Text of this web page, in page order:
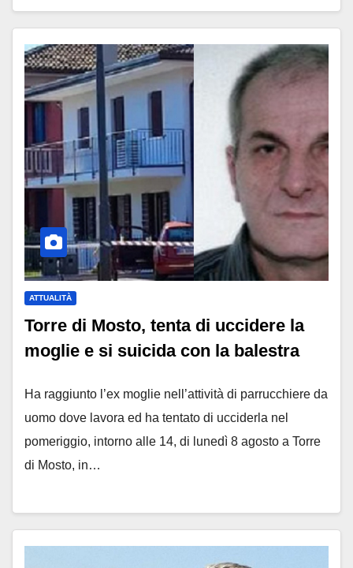
ATTUALITÀ
Torre di Mosto, tenta di uccidere la
moglie e si suicida con la balestra
Ha raggiunto l’ex moglie nell’attività di parrucchiere da
uomo dove lavora ed ha tentato di ucciderla nel
pomeriggio, intorno alle 14, di lunedì 8 agosto a Torre
di Mosto, in…